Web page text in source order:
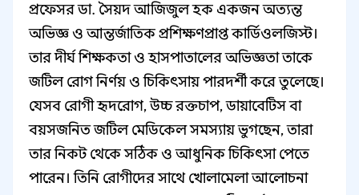
প্রফেসর ডা. সৈয়দ আজিজুল হক একজন অত্যন্ত
অভিজ্ঞ ও আন্তর্জাতিক প্রশিক্ষণপ্রাপ্ত কার্ডিওলজিস্ট।
তার দীর্ঘ শিক্ষকতা ও হাসপাতালের অভিজ্ঞতা তাকে
জটিল রোগ নির্ণয় ও চিকিৎসায় পারদর্শী করে তুলেছে।
যেসব রোগী হৃদরোগ, উচ্চ রক্তচাপ, ডায়াবেটিস বা
বয়সজনিত জটিল মেডিকেল সমস্যায় ভুগছেন, তারা
তার নিকট থেকে সঠিক ও আধুনিক চিকিৎসা পেতে
পারেন। তিনি রোগীদের সাথে খোলামেলা আলোচনা